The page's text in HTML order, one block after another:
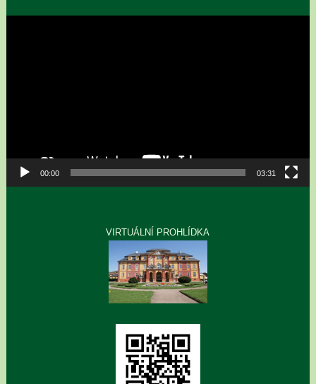
00:00 03:31
VIRTUÁLNÍ PROHLÍDKA